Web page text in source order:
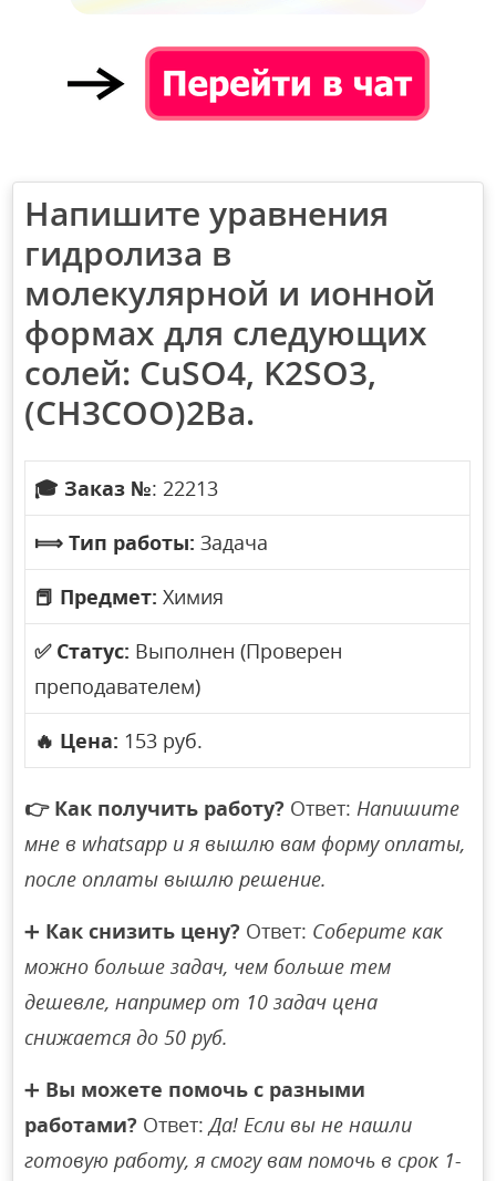
Напишите уравнения
гидролиза в
молекулярной и ионной
формах для следующих
солей: СuSO4, K2SO3,
(CH3COO)2Ba.
🎓 Заказ №: 22213
⟾ Тип работы: Задача
📕 Предмет: Химия
✅ Статус: Выполнен (Проверен
преподавателем)
🔥 Цена: 153 руб.
👉 Как получить работу? Ответ:Напишите
мне в whatsapp и я вышлю вам форму оплаты,
после оплаты вышлю решение.
➕ Как снизить цену? Ответ: Соберите как
можно больше задач, чем больше тем
дешевле, например от 10 задач цена
снижается до 50 руб.
➕ Вы можете помочь с разными
работами? Ответ:Да! Если вы не нашли
готовую работу, я смогу вам помочь в срок 1-